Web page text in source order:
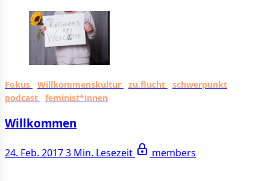
Fokus Willkommenskultur zu.flucht
schwerpunkt
podcast
feminist*innen
Willkommen
24. Feb. 20173 Min. Lesezeit members